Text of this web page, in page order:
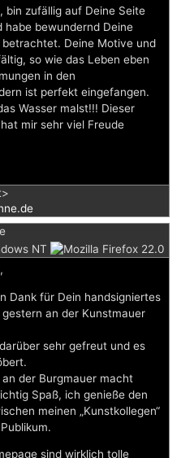
bin zufällig auf Deine Seite
habe bewundernd Deine
betrachtet. Deine Motive und
so wie das Leben eben
in den
ist perfekt eingefangen.
Wasser malst!!! Dieser
mir sehr viel Freude
Dank für Dein handsigniertes
an der Kunstmauer
sehr gefreut und es
an der Burgmauer macht
Spaß, ich genieße den
meinen „Kunstkollegen“
sind wirklich tolle